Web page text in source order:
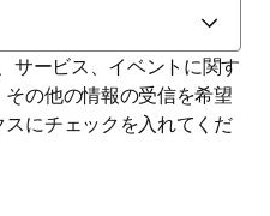
window
サービス、イベントに関す
の他の情報の受信を希望
にチェックを入れてくだ